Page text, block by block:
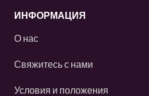
ИНФОРМАЦИЯ
О нас
Свяжитесь с нами
Условия и положения